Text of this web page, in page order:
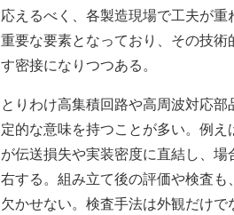
応えるべく、各製造現場で工夫が
重要な要素となっており、その技
す密接になりつつある。
とりわけ高集積回路や高周波対応
定的な意味を持つことが多い。例
が伝送損失や実装密度に直結し、
右する。組み立て後の評価や検査
欠かせない。検査手法は外観だけ